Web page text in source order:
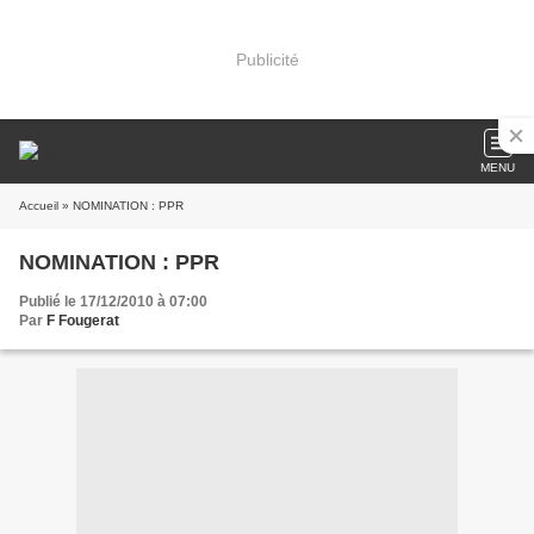
Publicité
MENU
Accueil » NOMINATION : PPR
NOMINATION : PPR
Publié le 17/12/2010 à 07:00
Par F Fougerat